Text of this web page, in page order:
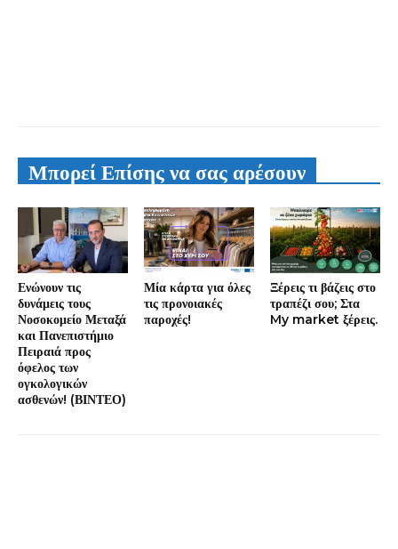
Μπορεί Επίσης να σας αρέσουν
Ενώνουν τις
δυνάμεις τους
Νοσοκομείο Μεταξά
και Πανεπιστήμιο
Πειραιά προς
όφελος των
ογκολογικών
ασθενών! (ΒΙΝΤΕΟ)
Μία κάρτα για όλες
τις προνοιακές
παροχές!
Ξέρεις τι βάζεις στο
τραπέζι σου; Στα
My market ξέρεις.